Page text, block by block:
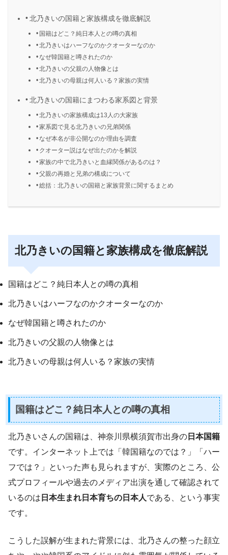
北乃きいの国籍と家族構成を徹底解説
国籍はどこ？純日本人との噂の真相
北乃きいはハーフなのかクオーターなのか
なぜ韓国籍と噂されたのか
北乃きいの父親の人物像とは
北乃きいの母親は何人いる？家族の実情
北乃きいの国籍にまつわる家系図と背景
北乃きいの家族構成は13人の大家族
家系図で見る北乃きいの兄弟関係
なぜ本名が非公開なのか理由を調査
クオーター説はなぜ出たのかを解説
家族の中で北乃きいと血縁関係があるのは？
父親の再婚と兄弟の構成について
総括：北乃きいの国籍と家族背景に関するまとめ
北乃きいの国籍と家族構成を徹底解説
国籍はどこ？純日本人との噂の真相
北乃きいはハーフなのかクオーターなのか
なぜ韓国籍と噂されたのか
北乃きいの父親の人物像とは
北乃きいの母親は何人いる？家族の実情
国籍はどこ？純日本人との噂の真相
北乃きいさんの国籍は、神奈川県横須賀市出身の 日本国籍
です。インターネット上では「韓国籍なのでは？」「ハー
フでは？」といった声も見られますが、実際のところ、公
式プロフィールや過去のメディア出演を通して確認されて
いるのは 日本生まれ日本育ちの日本人である、という事実
です。
こうした誤解が生まれた背景には、北乃さんの整った顔立